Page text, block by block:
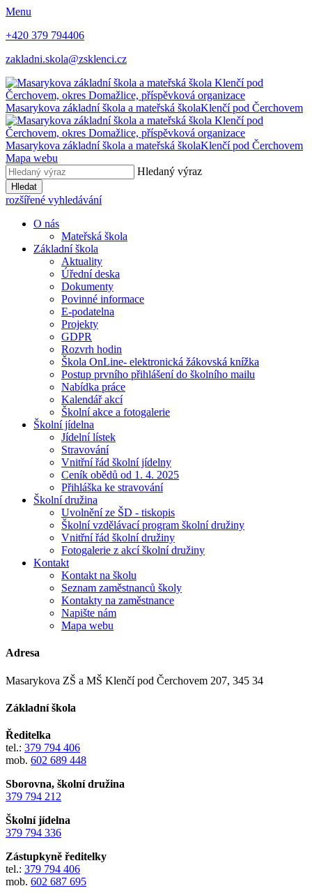
Menu
+420 379 794406
zakladni.skola@zsklenci.cz
Masarykova základní škola a mateřská školaKlenčí pod Čerchovem
Masarykova základní škola a mateřská školaKlenčí pod Čerchovem
Mapa webu
Hledaný výraz
Hledat
rozšířené vyhledávání
O nás
Mateřská škola
Základní škola
Aktuality
Úřední deska
Dokumenty
Povinné informace
E-podatelna
Projekty
GDPR
Rozvrh hodin
Škola OnLine- elektronická žákovská knížka
Postup prvního přihlášení do školního mailu
Nabídka práce
Kalendář akcí
Školní akce a fotogalerie
Školní jídelna
Jídelní lístek
Stravování
Vnitřní řád školní jídelny
Ceník obědů od 1. 4. 2025
Přihláška ke stravování
Školní družina
Uvolnění ze ŠD - tiskopis
Školní vzdělávací program školní družiny
Vnitřní řád školní družiny
Fotogalerie z akcí školní družiny
Kontakt
Kontakt na školu
Seznam zaměstnanců školy
Kontakty na zaměstnance
Napište nám
Mapa webu
Adresa
Masarykova ZŠ a MŠ Klenčí pod Čerchovem 207, 345 34
Základní škola
Ředitelka
tel.: 379 794 406
mob. 602 689 448
Sborovna, školní družina
379 794 212
Školní jídelna
379 794 336
Zástupkyně ředitelky
tel.: 379 794 406
mob. 602 687 695